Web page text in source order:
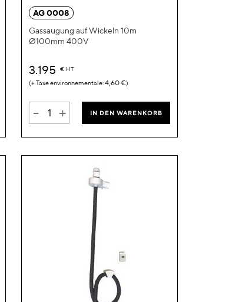
hinzufügen
AG 0008
Gassaugung auf Wickeln 10m
Ø100mm 400V
3.195 € HT
4,60 €
- + IN DEN WARENKORB